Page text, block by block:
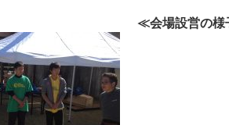
≪会場設営の